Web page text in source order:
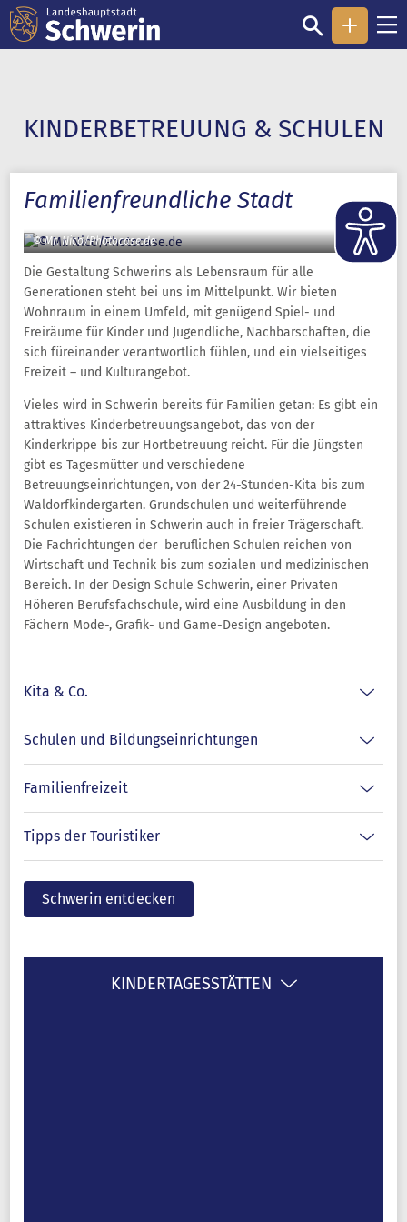
KINDERBETREUUNG & SCHULEN
Familienfreundliche Stadt
© Mr. Nico/Photocase.de
Die Gestaltung Schwerins als Lebensraum für alle
Generationen steht bei uns im Mittelpunkt. Wir bieten
Wohnraum in einem Umfeld, mit genügend Spiel- und
Freiräume für Kinder und Jugendliche, Nachbarschaften, die
sich füreinander verantwortlich fühlen, und ein vielseitiges
Freizeit – und Kulturangebot.
Vieles wird in Schwerin bereits für Familien getan: Es gibt ein
attraktives Kinderbetreuungsangebot, das von der
Kinderkrippe bis zur Hortbetreuung reicht. Für die Jüngsten
gibt es Tagesmütter und verschiedene
Betreuungseinrichtungen, von der 24-Stunden-Kita bis zum
Waldorfkindergarten. Grundschulen und weiterführende
Schulen existieren in Schwerin auch in freier Trägerschaft.
Die Fachrichtungen der beruflichen Schulen reichen von
Wirtschaft und Technik bis zum sozialen und medizinischen
Bereich. In der Design Schule Schwerin, einer Privaten
Höheren Berufsfachschule, wird eine Ausbildung in den
Fächern Mode-, Grafik- und Game-Design angeboten.
Kita & Co.
Schulen und Bildungseinrichtungen
Familienfreizeit
Tipps der Touristiker
Schwerin entdecken
KINDERTAGESSTÄTTEN